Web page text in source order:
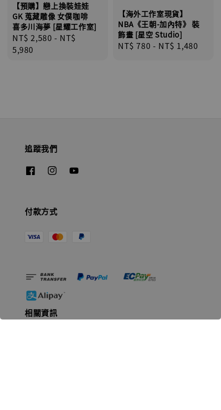
【預購】戀上換裝娃娃
GK 蒐藏雕像 女僕咖啡
喜多川海夢 [星耀工作室]
Regular
price
NT$ 2,580 - NT$
5,980
【海外工作室現貨】
NBA《王朝-加內特》 裝
飾畫 [星空 Studio]
Regular
NT$ 780 - NT$ 1,480
追蹤我們
付款方式
相關資訊